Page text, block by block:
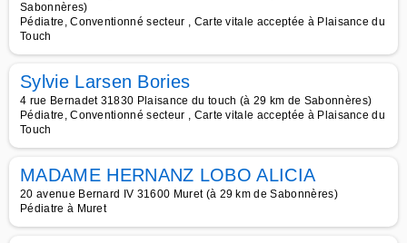
Sabonnères)
Pédiatre, Conventionné secteur , Carte vitale acceptée à Plaisance du
Touch
Sylvie Larsen Bories
4 rue Bernadet 31830 Plaisance du touch (à 29 km de Sabonnères)
Pédiatre, Conventionné secteur , Carte vitale acceptée à Plaisance du
Touch
MADAME HERNANZ LOBO ALICIA
20 avenue Bernard IV 31600 Muret (à 29 km de Sabonnères)
Pédiatre à Muret